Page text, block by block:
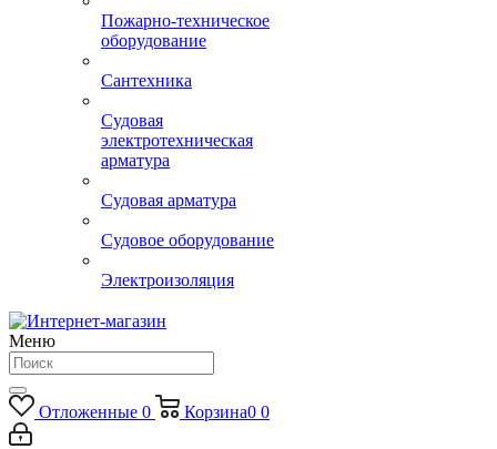
Пожарно-техническое
оборудование
Сантехника
Судовая
электротехническая
арматура
Судовая арматура
Судовое оборудование
Электроизоляция
Меню
Отложенные 0 Корзина0 0